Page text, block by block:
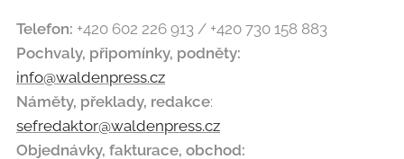
Telefon: +420 602 226 913 / +420 730 158 883
Pochvaly, připomínky, podněty:
info@waldenpress.cz
Náměty, překlady, redakce:
sefredaktor@waldenpress.cz
Objednávky, fakturace, obchod: